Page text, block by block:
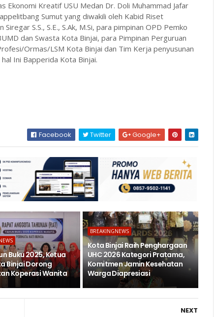
Ekonomi Kreatif USU Medan Dr. Doli Muhammad Jafar
Sumut yang diwakili oleh Kabid Riset
S.S., S.E., S.Ak, M.Si, para pimpinan OPD Pemko
dan Swasta Kota Binjai, para Pimpinan Perguruan
Ormas/LSM Kota Binjai dan Tim Kerja penyusunan
Ini Bapperida Kota Binjai.
Facebook Twitter Google+
Buku 2025, Ketua
Binjai Dorong
Koperasi Wanita
BREAKINGNEWS
Kota Binjai Raih Penghargaan
UHC 2026 Kategori Pratama,
Komitmen Jamin Kesehatan
Warga Diapresiasi
NEXT